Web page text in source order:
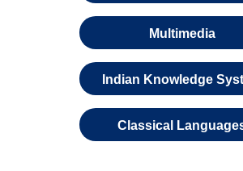
Multimedia
Indian Knowledge
Classical